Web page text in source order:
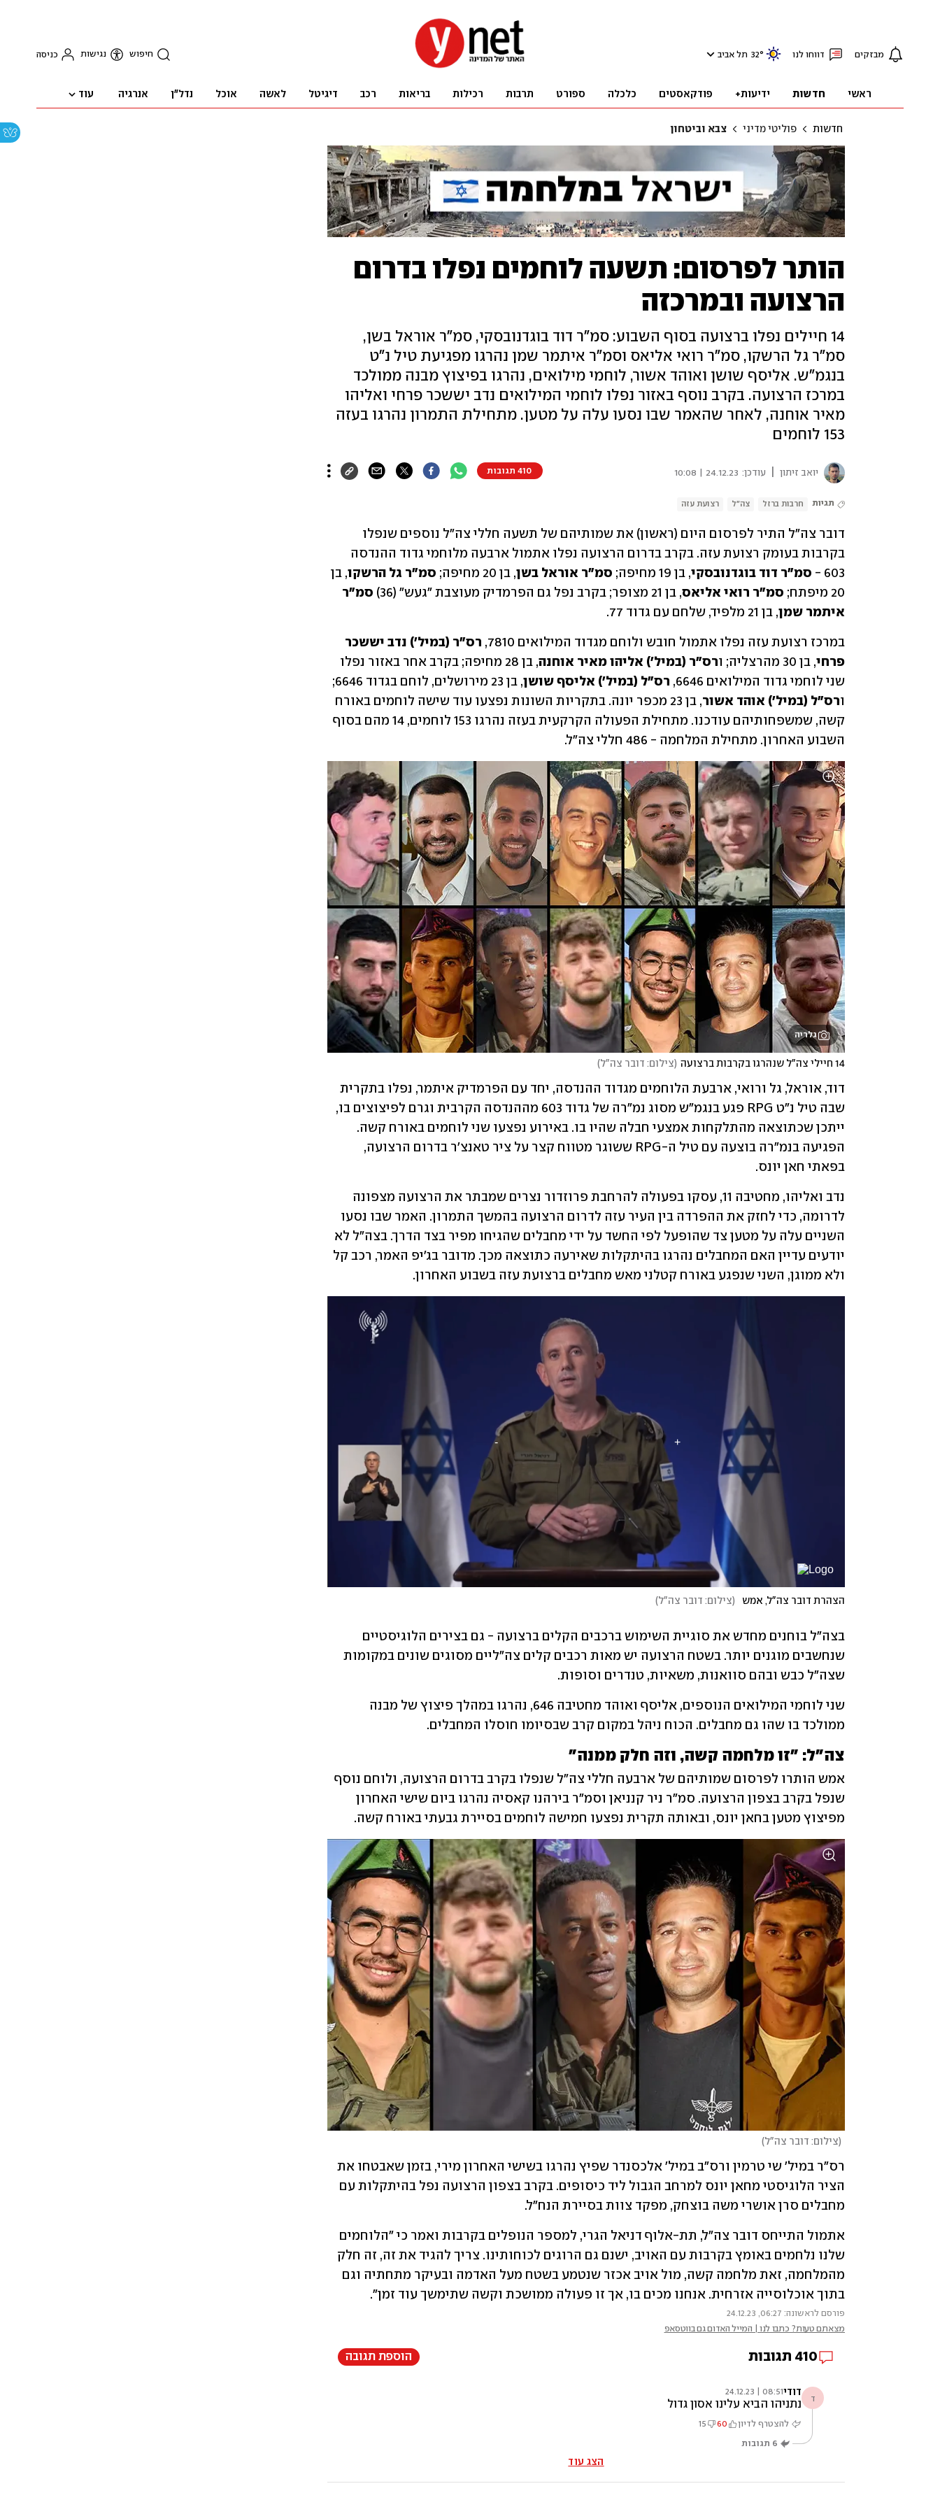
מבזקים דווחו לנו 32° תל אביב חיפוש נגישות כניסה
ראשי חדשות ידיעות+ פודקאסטים כלכלה ספורט תרבות רכילות בריאות רכב דיגיטל לאשה אוכל נדל"ן אנרגיה עוד
חדשות פוליטי מדיני צבא וביטחון
הותר לפרסום: תשעה לוחמים נפלו בדרום
הרצועה ובמרכזה
14 חיילים נפלו ברצועה בסוף השבוע: סמ"ר דוד בוגדנובסקי, סמ"ר אוראל בשן,
סמ"ר גל הרשקו, סמ"ר רואי אליאס וסמ"ר איתמר שמן נהרגו מפגיעת טיל נ"ט
בנגמ"ש. אליסף שושן ואוהד אשור, לוחמי מילואים, נהרגו בפיצוץ מבנה ממולכד
במרכז הרצועה. בקרב נוסף באזור נפלו לוחמי המילואים נדב יששכר פרחי ואליהו
מאיר אוחנה, לאחר שהאמר שבו נסעו עלה על מטען. מתחילת התמרון נהרגו בעזה
153 לוחמים
יואב זיתון עודכן: 24.12.23 | 10:08 410 תגובות
תגיות חרבות ברזל צה"ל רצועת עזה
603 -
סמ"ר דוד בוגדנובסקי, בן 19 מחיפה; סמ"ר אוראל בשן, בן 20 מחיפה; סמ"ר גל הרשקו
20 מיפתח;
סמ"ר רואי אליאס, בן 21 מצופר; בקרב נפל גם הפרמדיק מעוצבת "געש" (36)
איתמר שמן, בן 21 מלפיד, שלחם עם גדוד 77.
במרכז רצועת עזה נפלו אתמול חובש ולוחם מגדוד המילואים 7810,
פרחי, בן 30 מהרצליה; ו רס"ר (במיל') אליהו מאיר אוחנה
שני לוחמי גדוד המילואים 6646,
רס"ל (במיל') אליסף שושן
ורס"ל (במיל') אוהד אשור
השבוע האחרון. מתחילת המלחמה - 486 חללי צה"ל.
גלריה
14 חיילי צה"ל שנהרגו בקרבות ברצועה (צילום: דובר צה"ל)
בפאתי חאן יונס.
ולא ממוגן, השני שנפגע באורח קטלני מאש מחבלים ברצועת עזה בשבוע האחרון.
הצהרת דובר צה"ל, אמש (צילום: דובר צה"ל)
שצה"ל כבש ובהם סוואנות, משאיות, טנדרים וסופות.
ממולכד בו שהו גם מחבלים. הכוח ניהל במקום קרב שבסיומו חוסלו המחבלים.
צה"ל: "זו מלחמה קשה, וזה חלק ממנה"
מפיצוץ מטען בחאן יונס, ובאותה תקרית נפצעו חמישה לוחמים בסיירת גבעתי באורח קשה.
(צילום: דובר צה"ל)
מחבלים סרן אושרי משה בוצחק, מפקד צוות בסיירת הנח"ל.
בתוך אוכלוסייה אזרחית. אנחנו מכים בו, אך זו פעולה ממושכת וקשה שתימשך עוד זמן".
פורסם לראשונה: 06:27, 24.12.23
מצאתם טעות? כתבו לנו | המייל האדום גם בווטסאפ
410 תגובות הוספת תגובה
ד דודי08:51 | 24.12.23
נתניהו הביא עלינו אסון גדול
להצטרף לדיון 60
15
6 תגובות
הצג עוד